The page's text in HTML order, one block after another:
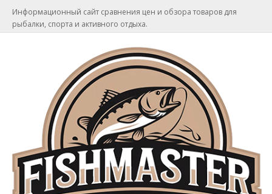
Информационный сайт сравнения цен и обзора товаров для
рыбалки, спорта и активного отдыха.